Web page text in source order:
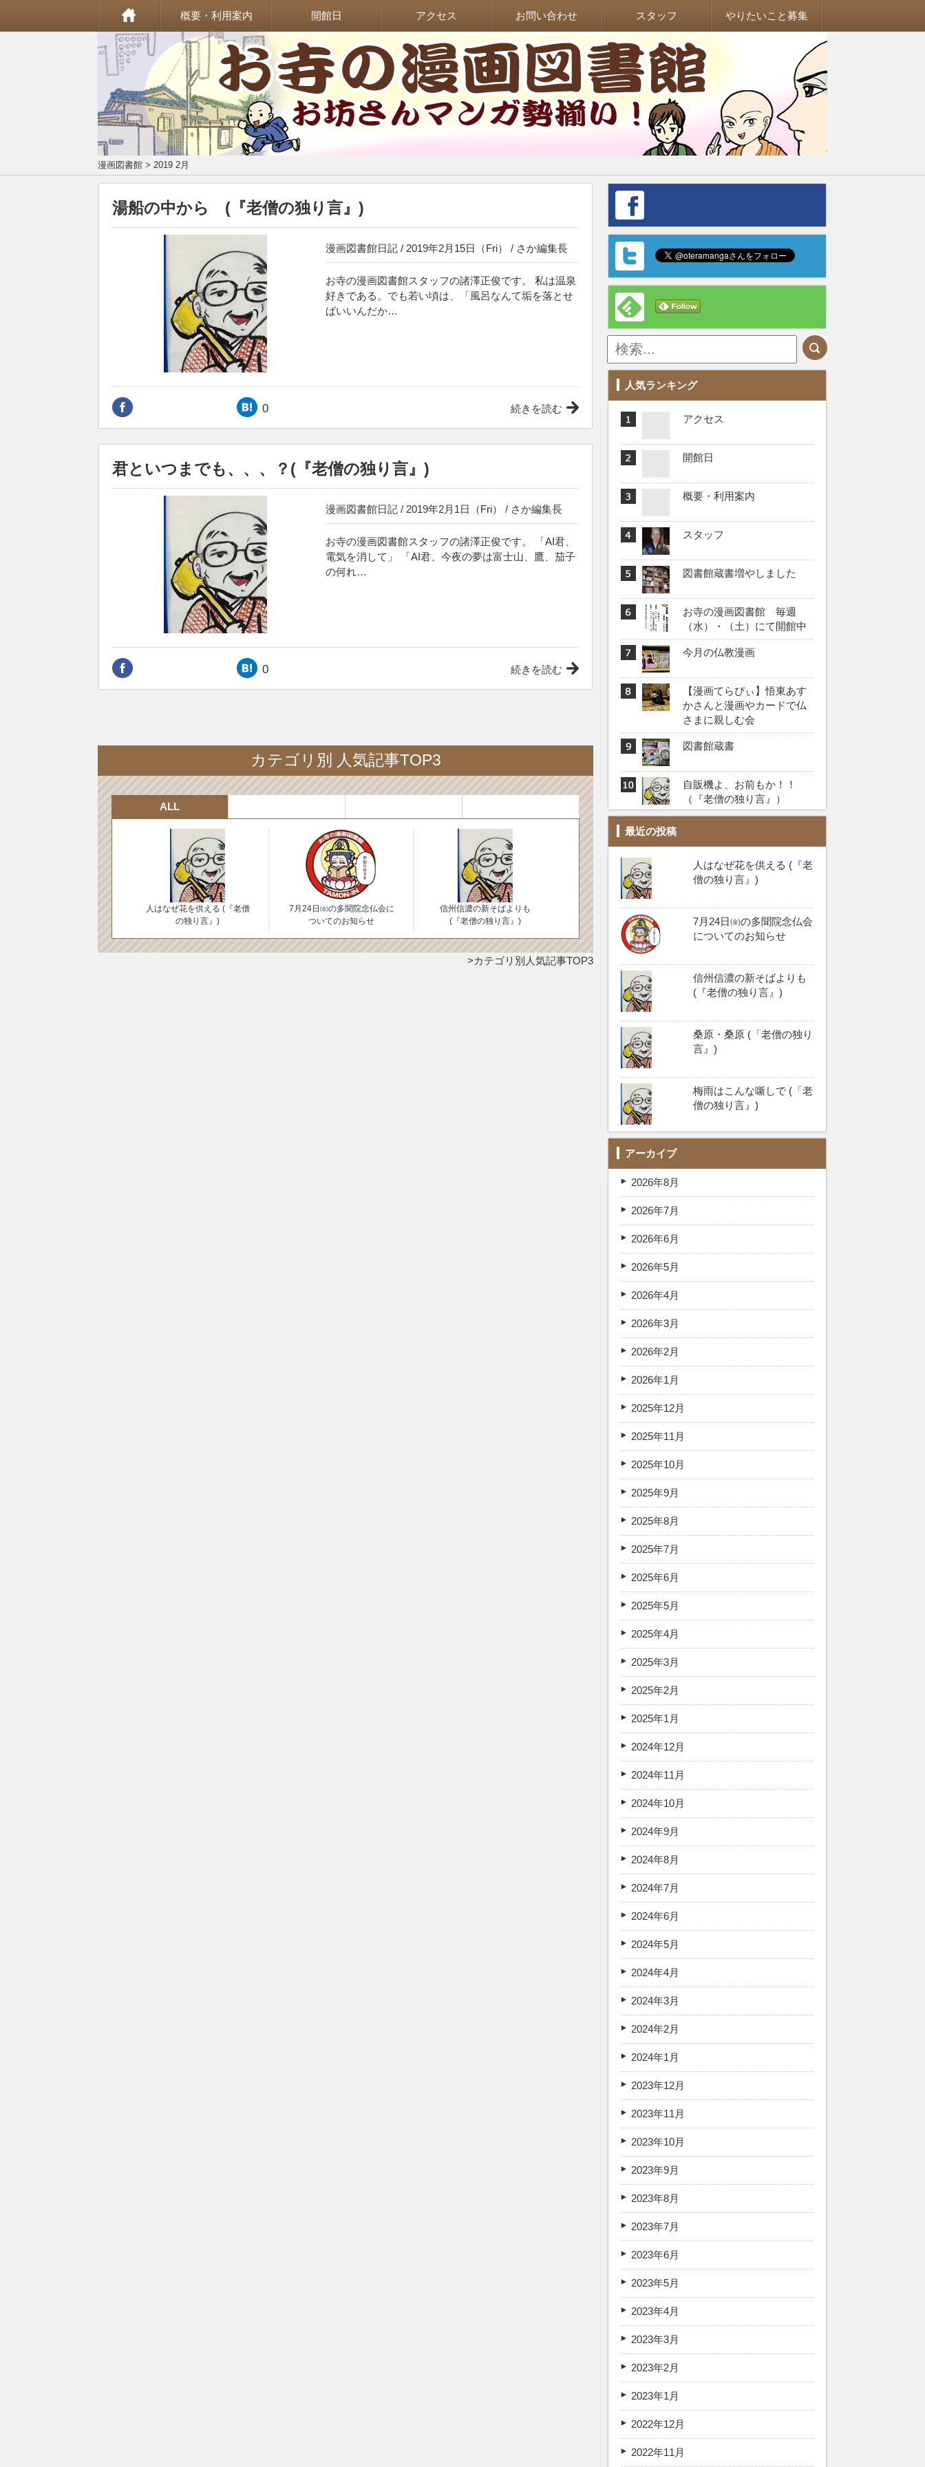
概要・利用案内 開館日 アクセス お問い合わせ スタッフ やりたいこと募集
漫画図書館 > 2019 2月
湯船の中から (『老僧の独り言』)
漫画図書館日記 / 2019年2月15日（Fri） / さか編集長
お寺の漫画図書館スタッフの諸澤正俊です。 私は温泉
好きである。でも若い頃は、「風呂なんて垢を落とせ
ばいいんだか…
0 続きを読む
君といつまでも、、、？(『老僧の独り言』)
漫画図書館日記 / 2019年2月1日（Fri） / さか編集長
お寺の漫画図書館スタッフの諸澤正俊です。 「AI君、
電気を消して」 「AI君、今夜の夢は富士山、鷹、茄子
の何れ…
0 続きを読む
カテゴリ別 人気記事TOP3
ALL
人はなぜ花を供える (『老僧
の独り言』)
7月24日㈮の多聞院念仏会に
ついてのお知らせ
信州信濃の新そばよりも
(『老僧の独り言』)
カテゴリ別人気記事TOP3
人気ランキング
アクセス
開館日
概要・利用案内
スタッフ
図書館蔵書増やしました
お寺の漫画図書館 毎週
（水）・（土）にて開館中
今月の仏教漫画
【漫画てらぴぃ】悟東あす
かさんと漫画やカードで仏
さまに親しむ会
図書館蔵書
自販機よ、お前もか！！️
（『老僧の独り言』）
最近の投稿
人はなぜ花を供える (『老
僧の独り言』)
7月24日㈮の多聞院念仏会
についてのお知らせ
信州信濃の新そばよりも
(『老僧の独り言』)
桑原・桑原 (「老僧の独り
言』)
梅雨はこんな噺しで (「老
僧の独り言』)
アーカイブ
2026年8月
2026年7月
2026年6月
2026年5月
2026年4月
2026年3月
2026年2月
2026年1月
2025年12月
2025年11月
2025年10月
2025年9月
2025年8月
2025年7月
2025年6月
2025年5月
2025年4月
2025年3月
2025年2月
2025年1月
2024年12月
2024年11月
2024年10月
2024年9月
2024年8月
2024年7月
2024年6月
2024年5月
2024年4月
2024年3月
2024年2月
2024年1月
2023年12月
2023年11月
2023年10月
2023年9月
2023年8月
2023年7月
2023年6月
2023年5月
2023年4月
2023年3月
2023年2月
2023年1月
2022年12月
2022年11月